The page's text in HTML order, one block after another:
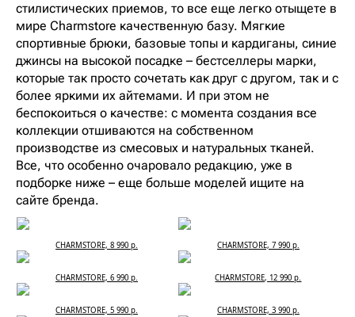
стилистических приемов, то все еще легко отыщете в
мире Charmstore качественную базу. Мягкие
спортивные брюки, базовые топы и кардиганы, синие
джинсы на высокой посадке – бестселлеры марки,
которые так просто сочетать как друг с другом, так и с
более яркими их айтемами. И при этом не
беспокоиться о качестве: с момента создания все
коллекции отшиваются на собственном
производстве из смесовых и натуральных тканей.
Все, что особенно очаровало редакцию, уже в
подборке ниже – еще больше моделей ищите на
сайте бренда.
CHARMSTORE, 8 990 р. CHARMSTORE, 7 990 р.
CHARMSTORE, 6 990 р. CHARMSTORE, 12 990 р.
CHARMSTORE, 5 990 р. CHARMSTORE, 3 990 р.